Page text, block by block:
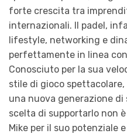
forte crescita tra
internazionali. Il padel,
lifestyle, networking e
perfettamente in linea
Conosciuto per la sua
stile di gioco spettacolare,
una nuova generazione
scelta di supportarlo non
Mike per il suo potenziale